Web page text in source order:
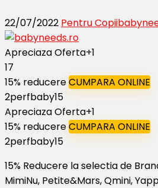
22/07/2022 Pentru Copii
Apreciaza Oferta+1
17
15% reducereCUMPARA ONLINE
2perfbaby15
Apreciaza Oferta+1
15% reducereCUMPARA ONLINE
2perfbaby15
15% Reducere la selectia de
MimiNu, Petite&Mars, Qmini,